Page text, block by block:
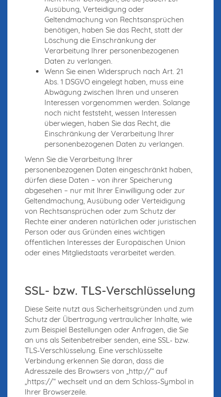
Ausübung, Verteidigung oder
Geltendmachung von Rechtsansprüchen
benötigen, haben Sie das Recht, statt der
Löschung die Einschränkung der
Verarbeitung Ihrer personenbezogenen
Daten zu verlangen.
Wenn Sie einen Widerspruch nach Art. 21
Abs. 1 DSGVO eingelegt haben, muss eine
Abwägung zwischen Ihren und unseren
Interessen vorgenommen werden. Solange
noch nicht feststeht, wessen Interessen
überwiegen, haben Sie das Recht, die
Einschränkung der Verarbeitung Ihrer
personenbezogenen Daten zu verlangen.
Wenn Sie die Verarbeitung Ihrer
personenbezogenen Daten eingeschränkt haben,
dürfen diese Daten – von ihrer Speicherung
abgesehen – nur mit Ihrer Einwilligung oder zur
Geltendmachung, Ausübung oder Verteidigung
von Rechtsansprüchen oder zum Schutz der
Rechte einer anderen natürlichen oder juristischen
Person oder aus Gründen eines wichtigen
öffentlichen Interesses der Europäischen Union
oder eines Mitgliedstaats verarbeitet werden.
SSL- bzw. TLS-Verschlüsselung
Diese Seite nutzt aus Sicherheitsgründen und zum
Schutz der Übertragung vertraulicher Inhalte, wie
zum Beispiel Bestellungen oder Anfragen, die Sie
an uns als Seitenbetreiber senden, eine SSL- bzw.
TLS-Verschlüsselung. Eine verschlüsselte
Verbindung erkennen Sie daran, dass die
Adresszeile des Browsers von „http://“ auf
„https://“ wechselt und an dem Schloss-Symbol in
Ihrer Browserzeile.